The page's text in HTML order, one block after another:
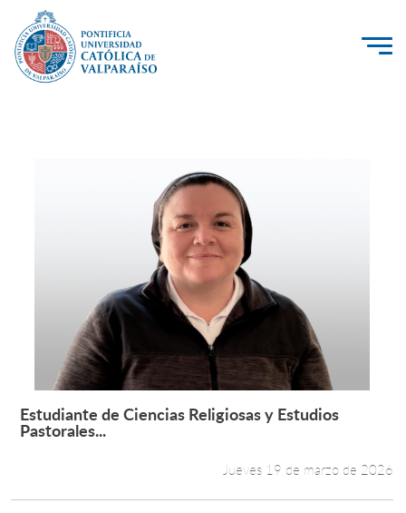
Vinculación con el Medio
Postgrado
Formación Continua
Leer más +
Estudiante de Ciencias Religiosas y Estudios
Pastorales...
Jueves 19 de marzo de 2026